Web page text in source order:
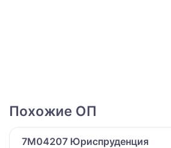
Похожие ОП
7M04207 Юриспруденция